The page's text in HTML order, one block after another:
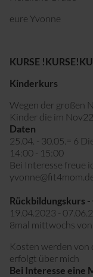
eure Yvonne
KURSE
Kinderkurs
Wegen der großen
Kinder die im
Daten
25.04. - 30.05.= 6
14:00 - 15:00
Bei Interesse freue
Rückbildungskurs -
19.04.2023 -
8mal mittwochs
Kosten werden von
erfolgt über mich
Bei Interesse eine